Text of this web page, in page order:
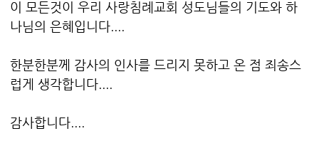
이 모든것이 우리 사랑침례교회 성도님들의 기도와 하
나님의 은혜입니다....
한분한분께 감사의 인사를 드리지 못하고 온 점 죄송스
럽게 생각합니다....
감사합니다....